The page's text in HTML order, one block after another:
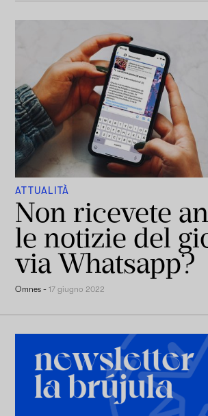
ATTUALITÀ
Non ricevete
le notizie del
via Whatsapp?
Omnes -17 giugno 2022